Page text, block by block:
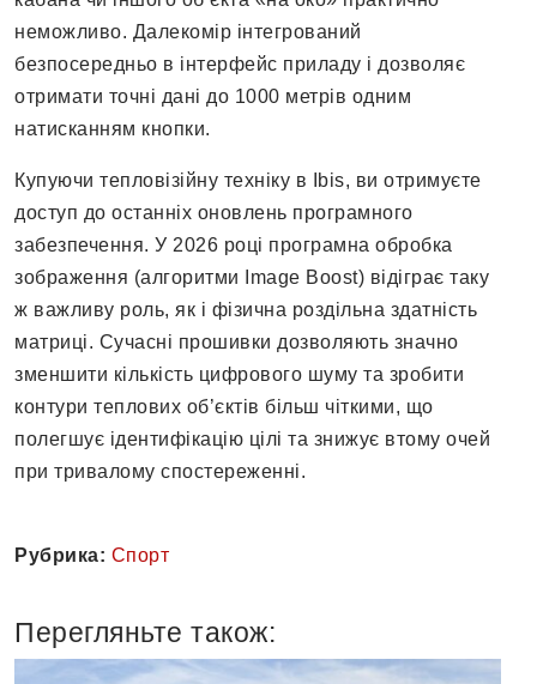
неможливо. Далекомір інтегрований
безпосередньо в інтерфейс приладу і дозволяє
отримати точні дані до 1000 метрів одним
натисканням кнопки.
Купуючи тепловізійну техніку в Ibis, ви отримуєте
доступ до останніх оновлень програмного
забезпечення. У 2026 році програмна обробка
зображення (алгоритми Image Boost) відіграє таку
ж важливу роль, як і фізична роздільна здатність
матриці. Сучасні прошивки дозволяють значно
зменшити кількість цифрового шуму та зробити
контури теплових об’єктів більш чіткими, що
полегшує ідентифікацію цілі та знижує втому очей
при тривалому спостереженні.
Рубрика: Спорт
Перегляньте також: